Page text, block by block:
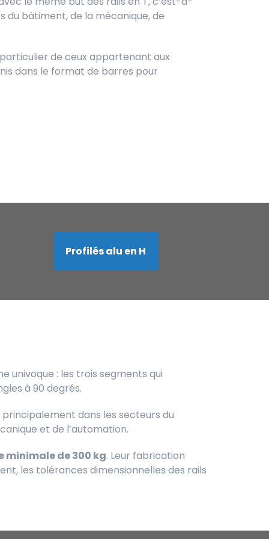
du bâtiment, de la mécanique, de
de ceux appartenant aux
dans le format de barres pour
Profilés alu en H
univoque : les trois segments qui
à 90 degrés.
dans les secteurs du
et de l’automation.
minimale de 300 kg. Leur fabrication
les tolérances dimensionnelles des rails